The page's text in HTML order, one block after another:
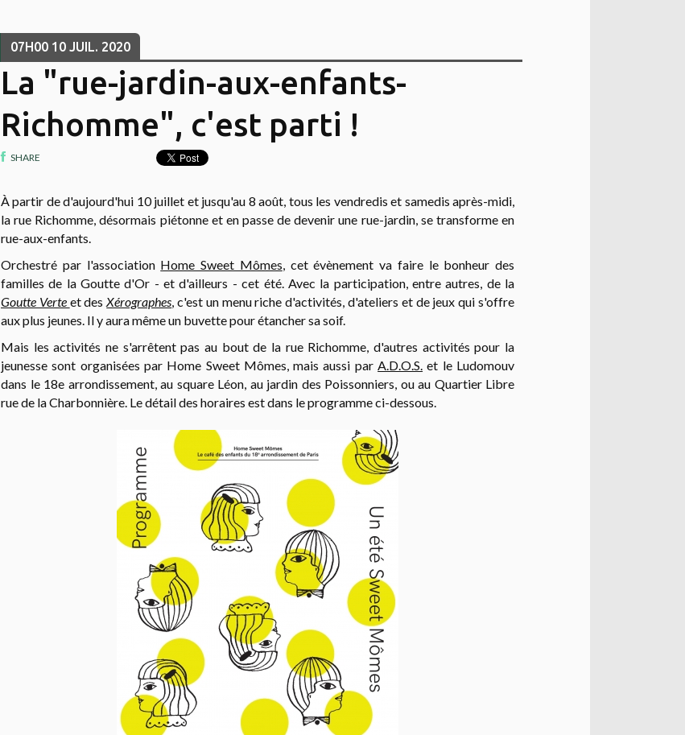
07H00 10 JUIL. 2020
La "rue-jardin-aux-enfants-
Richomme", c'est parti !
SHARE
À partir de d'aujourd'hui 10 juillet et jusqu'au 8 août, tous les vendredis et samedis après-midi,
la rue Richomme, désormais piétonne et en passe de devenir une rue-jardin, se transforme en
rue-aux-enfants.
Orchestré par l'association Home Sweet Mômes, cet évènement va faire le bonheur des
familles de la Goutte d'Or - et d'ailleurs - cet été. Avec la participation, entre autres, de la
Goutte Verte et desXérographes, c'est un menu riche d'activités, d'ateliers et de jeux qui s'offre
aux plus jeunes. Il y aura même un buvette pour étancher sa soif.
Mais les activités ne s'arrêtent pas au bout de la rue Richomme, d'autres activités pour la
jeunesse sont organisées par Home Sweet Mômes, mais aussi parA.D.O.S. et le Ludomouv
dans le 18e arrondissement, au square Léon, au jardin des Poissonniers, ou au Quartier Libre
rue de la Charbonnière. Le détail des horaires est dans le programme ci-dessous.